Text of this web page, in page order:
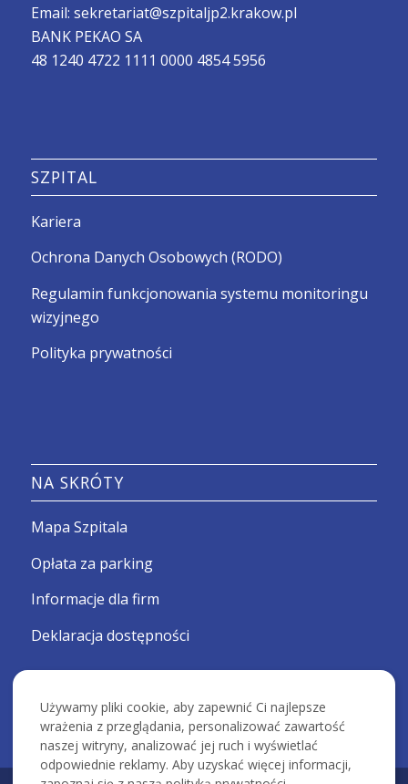
Email: sekretariat@szpitaljp2.krakow.pl
BANK PEKAO SA
48 1240 4722 1111 0000 4854 5956
SZPITAL
Kariera
Ochrona Danych Osobowych (RODO)
Regulamin funkcjonowania systemu monitoringu
wizyjnego
Polityka prywatności
NA SKRÓTY
Mapa Szpitala
Opłata za parking
Informacje dla firm
Deklaracja dostępności
Używamy pliki cookie, aby zapewnić Ci najlepsze
wrażenia z przeglądania, personalizować zawartość
naszej witryny, analizować jej ruch i wyświetlać
odpowiednie reklamy. Aby uzyskać więcej informacji,